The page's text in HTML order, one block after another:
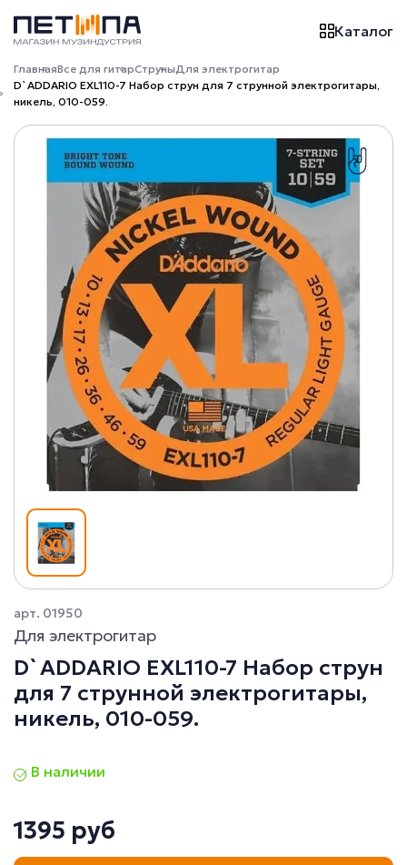
Каталог
ГлавнаяВсе для гитарСтруныДля электрогитар
D`ADDARIO EXL110-7 Набор струн для 7 струнной электрогитары,
никель, 010-059.
арт. 01950
Для электрогитар
D`ADDARIO EXL110-7 Набор струн
для 7 струнной электрогитары,
никель, 010-059.
В наличии
1395 руб